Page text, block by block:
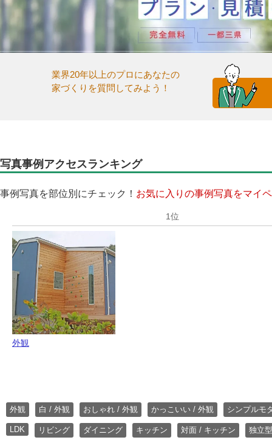
業界20年以上のプロにあなたの
家づくりを質問してみよう！
写真事例アクセスランキング
事例写真を部位別にチェック！ お気に入りの事例写真をマイ
外観
外観 白 / 外観 おしゃれ / 外観 かっこいい / 外観 シンプルモ
LDK リビング ダイニング キッチン 対面 / キッチン 独立